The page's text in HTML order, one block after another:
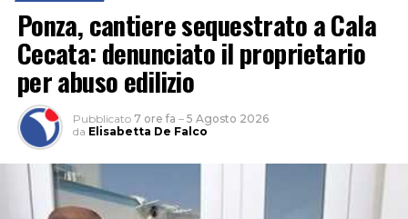
Ponza, cantiere sequestrato a Cala
Cecata: denunciato il proprietario
per abuso edilizio
Pubblicato 7 ore fa – 5 Agosto 2026
da Elisabetta De Falco